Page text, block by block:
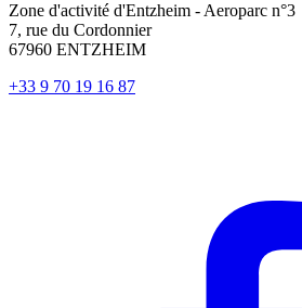
Zone d'activité d'Entzheim - Aeroparc n°3
7, rue du Cordonnier
67960 ENTZHEIM
+33 9 70 19 16 87